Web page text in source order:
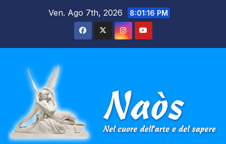
Ven. Ago 7th, 2026 8:01:17 PM